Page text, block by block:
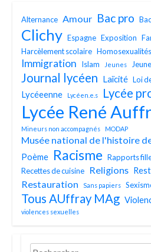
Alternance Amour Bac pro
Clichy Espagne Exposition
Harcèlement scolaire Homosexualités
Immigration
Islam Jeunes
Journal lycéen Laïcité Loi
Lycéeenne Lycéen.e.s Lycée
Lycée René
Mineurs non accompagnés MODAP
Musée national de l'histoire
Poème Racisme Rapports
Recettes de cuisine
Religions
Restauration Sans papiers
Tous AUffray MAg
violences sexuelles